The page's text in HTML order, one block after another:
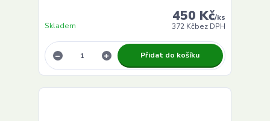
450 Kč/ks
372 Kčbez DPH
Skladem
Přidat do košíku